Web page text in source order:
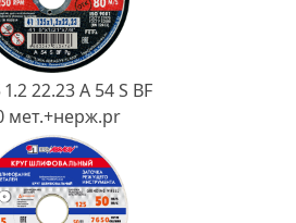
1.2 22.23 A 54 S BF
мет.+нерж.pr